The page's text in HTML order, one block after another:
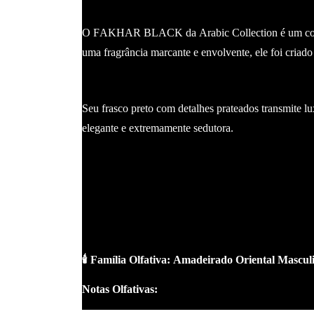
O FAKHAR BLACK da Arabic Collection é um
uma fragrância marcante e envolvente, ele foi
Seu frasco preto com detalhes prateados transmite
elegante e extremamente sedutora.
🕯️ Família Olfativa: Amadeirado Oriental
Notas Olfativas: